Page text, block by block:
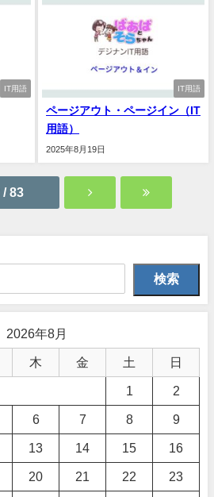
IT用語 IT用語
ページアウト・ページイン（IT
用語）
2025年8月19日
/ 83
検索
2026年8月
木 金 土 日
1 2
6 7 8 9
13 14 15 16
20 21 22 23